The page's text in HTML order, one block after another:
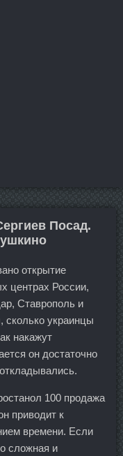
Посад.
открытие
центрах России,
Ставрополь и
сколько украинцы
накажут
он достаточно
100 продажа
приводит к
времени. Если
сложная и